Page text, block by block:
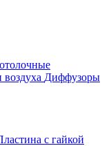
Диффузоры
с гайкой